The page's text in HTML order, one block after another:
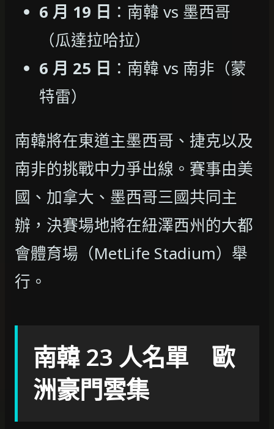
6 月 19 日 ：南韓 vs 墨西哥
（瓜達拉哈拉）
6 月 25 日 ：南韓 vs 南非（蒙
特雷）
南韓將在東道主墨西哥、捷克以及
南非的挑戰中力爭出線。賽事由美
國、加拿大、墨西哥三國共同主
辦，決賽場地將在紐澤西州的大都
會體育場（MetLife Stadium）舉
行。
南韓 23 人名單 歐
洲豪門雲集